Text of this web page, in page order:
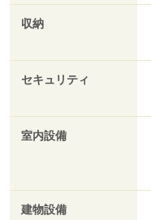
収納
セキュリティ
室内設備
建物設備